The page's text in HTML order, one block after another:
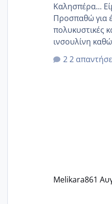
Καλησπέρα...
Προσπαθώ για
πολυκυστικές
ινσουλίνη
κιλά
δεν χάνω εύκολα! Προσπαθώ για
2
Melikara861